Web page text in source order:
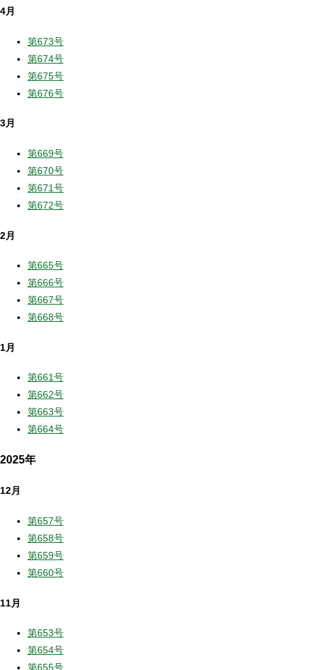
4月
第673号
第674号
第675号
第676号
3月
第669号
第670号
第671号
第672号
2月
第665号
第666号
第667号
第668号
1月
第661号
第662号
第663号
第664号
2025年
12月
第657号
第658号
第659号
第660号
11月
第653号
第654号
第655号